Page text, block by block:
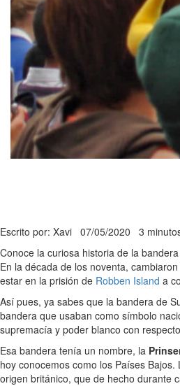
Escrito por: Xavi 07/05/2020 3
Conoce la curiosa historia de la
En la década de los noventa,
estar en la prisión de Robben Island a
Así pues, ya sabes que la bandera de
bandera que usaban como símbolo
supremacía y poder blanco con
Esa bandera tenía un nombre, la
hoy conocemos como los Países
origen británico, que de hecho durante